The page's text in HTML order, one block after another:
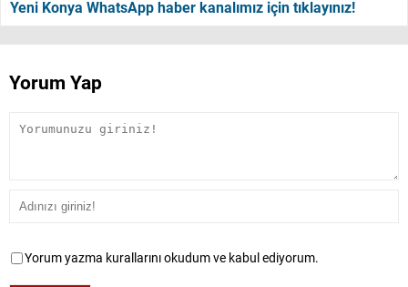
Yeni Konya WhatsApp haber kanalımız için tıklayınız!
Yorum Yap
Yorum yazma kurallarını okudum ve kabul ediyorum.